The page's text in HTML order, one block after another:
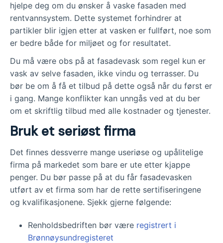
hjelpe deg om du ønsker å vaske fasaden med
rentvannsystem. Dette systemet forhindrer at
partikler blir igjen etter at vasken er fullført, noe som
er bedre både for miljøet og for resultatet.
Du må være obs på at fasadevask som regel kun er
vask av selve fasaden, ikke vindu og terrasser. Du
bør be om å få et tilbud på dette også når du først er
i gang. Mange konflikter kan unngås ved at du ber
om et skriftlig tilbud med alle kostnader og tjenester.
Bruk et seriøst firma
Det finnes dessverre mange useriøse og upålitelige
firma på markedet som bare er ute etter kjappe
penger. Du bør passe på at du får fasadevasken
utført av et firma som har de rette sertifiseringene
og kvalifikasjonene. Sjekk gjerne følgende:
Renholdsbedriften bør være registrert i
Brønnøysundregisteret